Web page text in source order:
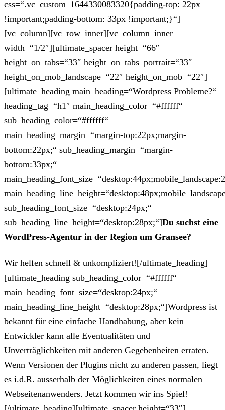
css=“.vc_custom_1644330083320{padding-top: 22px
!important;padding-bottom: 33px !important;}“]
[vc_column][vc_row_inner][vc_column_inner
width=“1/2″][ultimate_spacer height=“66″
height_on_tabs=“33″ height_on_tabs_portrait=“33″
height_on_mob_landscape=“22″ height_on_mob=“22″]
[ultimate_heading main_heading=“Wordpress Probleme?“
heading_tag=“h1″ main_heading_color=“#ffffff“
sub_heading_color=“#ffffff“
main_heading_margin=“margin-top:22px;margin-
bottom:22px;“ sub_heading_margin=“margin-
bottom:33px;“
sub_heading_font_size=“desktop:24px;“
sub_heading_line_height=“desktop:28px;“]Du suchst eine
WordPress-Agentur in der Region um Gransee?
Wir helfen schnell & unkompliziert![/ultimate_heading]
[ultimate_heading sub_heading_color=“#ffffff“
main_heading_font_size=“desktop:24px;“
main_heading_line_height=“desktop:28px;“]Wordpress ist
bekannt für eine einfache Handhabung, aber kein
Entwickler kann alle Eventualitäten und
Unverträglichkeiten mit anderen Gegebenheiten erraten.
Wenn Versionen der Plugins nicht zu anderen passen, liegt
es i.d.R. ausserhalb der Möglichkeiten eines normalen
Webseitenanwenders. Jetzt kommen wir ins Spiel!